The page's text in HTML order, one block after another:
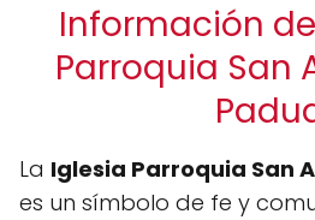
Información
Parroquia San
La Iglesia Parroquia San
es un símbolo de fe y